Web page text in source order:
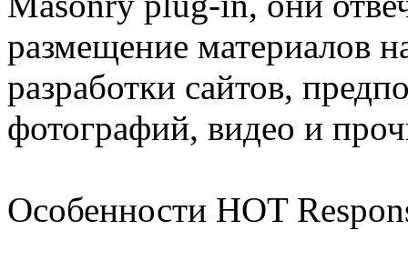
размещение материалов
разработки сайтов,
фотографий, видео и
Особенности HOT